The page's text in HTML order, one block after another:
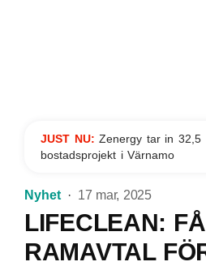
JUST NU:Zenergy tar in 32,5
bostadsprojekt i Värnamo
Nyhet 17 mar, 2025
LIFECLEAN:
RAMAVTAL